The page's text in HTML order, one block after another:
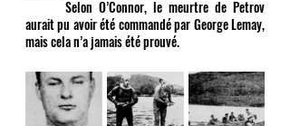
aurait pu avoir été commandé par George Lemay,
mais cela n’a jamais été prouvé.